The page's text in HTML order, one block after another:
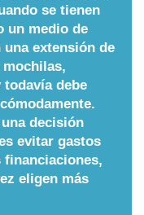
se tienen
un medio de
extensión de
debe
decisión
evitar gastos
eligen más